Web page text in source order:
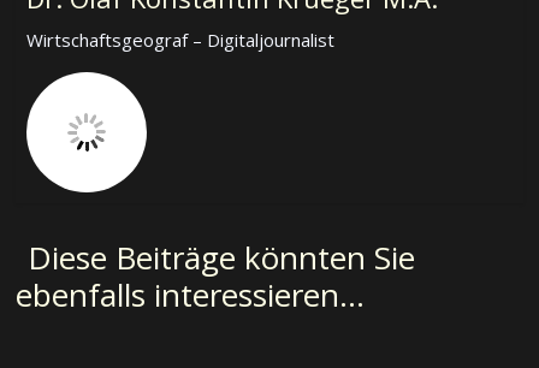
Wirtschaftsgeograf – Digitaljournalist
Diese Beiträge könnten Sie
ebenfalls interessieren...